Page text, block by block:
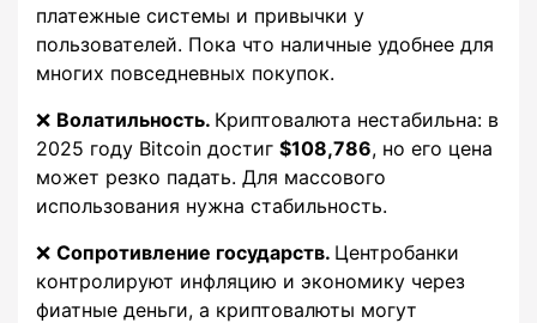
платежные системы и привычки у
пользователей. Пока что наличные удобнее для
многих повседневных покупок.
❌ Волатильность. Криптовалюта нестабильна: в
2025 году Bitcoin достиг $108,786, но его цена
может резко падать. Для массового
использования нужна стабильность.
❌ Сопротивление государств. Центробанки
контролируют инфляцию и экономику через
фиатные деньги, а криптовалюты могут